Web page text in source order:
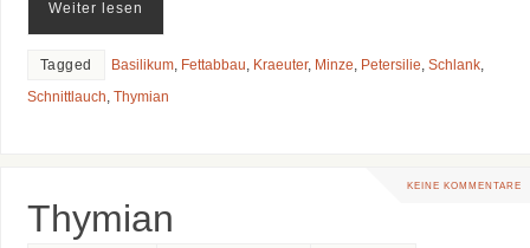
Weiter lesen
Tagged Basilikum, Fettabbau, Kraeuter, Minze, Petersilie, Schlank,
Schnittlauch, Thymian
KEINE KOMMENTARE
Thymian